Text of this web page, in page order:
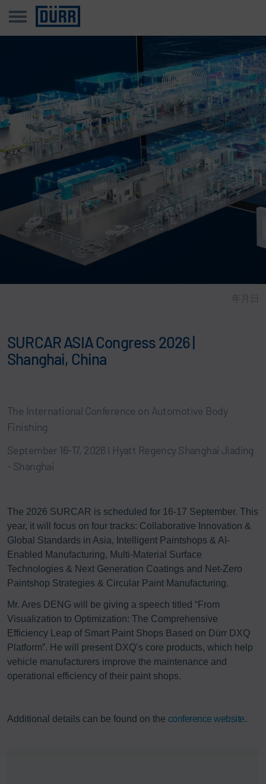
年月日
SURCAR ASIA Congress 2026 |
Shanghai, China
The International Conference on Automotive Body
Finishing
September 16-17, 2026 I Hyatt Regency Shanghai Jiading
- Shanghai
The 2026 SURCAR is scheduled for 16-17 September. This
year, it will focus on four tracks: Collaborative Innovation &
Global Standards in Asia, Intelligent Paintshops & AI-
Enabled Manufacturing, Multi-Material Surface
Technologies & Next Generation Coatings and Net-Zero
Paintshop Strategies & Circular Paint Manufacturing.
Mr. Ares DENG will be giving a speech titled “From
Visualization to Optimization: The Comprehensive
Efficiency Leap of Smart Paint Shops Based on Dürr DXQ
Platform”. He will present DXQ’s core products, which help
vehicle manufacturers improve the maintenance and
operational efficiency of their paint shops.
Additional details can be found on the conference website.